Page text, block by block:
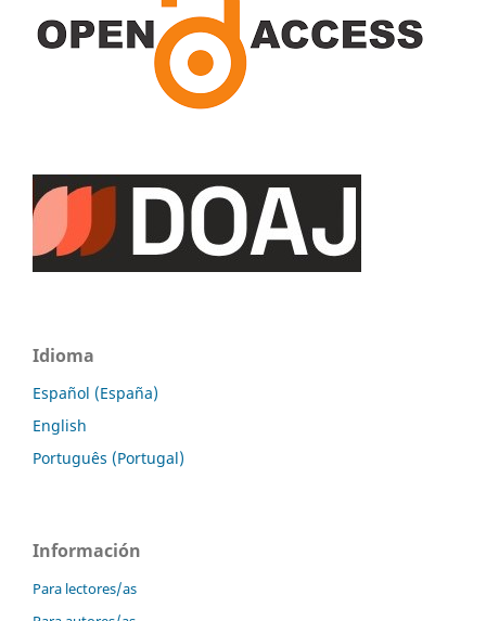
Idioma
Español (España)
English
Português (Portugal)
Información
Para lectores/as